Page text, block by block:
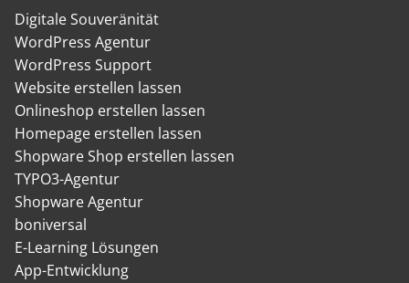
Digitale Souveränität
WordPress Agentur
WordPress Support
Website erstellen lassen
Onlineshop erstellen lassen
Homepage erstellen lassen
Shopware Shop erstellen lassen
TYPO3-Agentur
Shopware Agentur
boniversal
E-Learning Lösungen
App-Entwicklung